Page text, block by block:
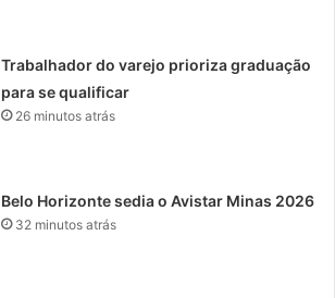
Trabalhador do varejo prioriza graduação
para se qualificar
26 minutos atrás
Belo Horizonte sedia o Avistar Minas 2026
32 minutos atrás